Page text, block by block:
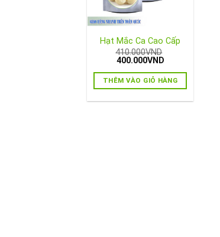
Hạt Mắc Ca Cao Cấp
410.000VND
Giá
là:
410.000VND.
400.000VNDGiá
tại
là:
THÊM VÀO GIỎ HÀNG